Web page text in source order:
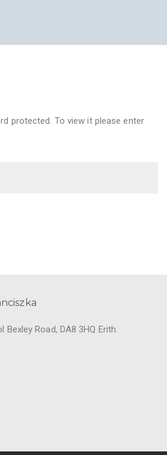
protected. To view it please enter
Road, DA8 3HQ Erith.